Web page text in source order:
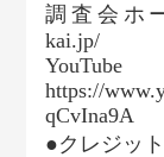
調査会ホ
kai.jp/
https://
qCvIna9A
●クレジッ